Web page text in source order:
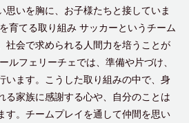
思いを胸に、お子様たちと接していま
育てる取り組み サッカーというチーム
社会で求められる人間力を培うことが
ルフェリーチェでは、準備や片づけ、
います。こうした取り組みの中で、身
る家族に感謝する心や、自分のことは
す。チームプレイを通して仲間を思い